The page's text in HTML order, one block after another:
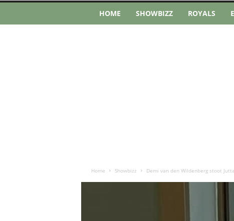
HOME SHOWBIZZ ROYALS
Home Showbizz Demi van den Wildenberg stoot